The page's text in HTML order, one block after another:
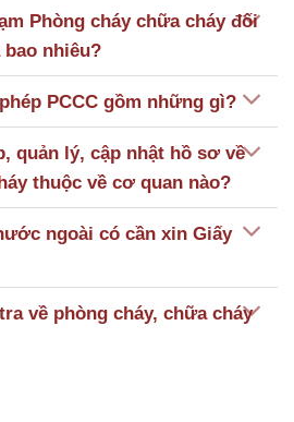
Phòng cháy chữa cháy đối
nhiêu?
PCCC gồm những gì?
quản lý, cập nhật hồ sơ về
thuộc về cơ quan nào?
ngoài có cần xin Giấy
về phòng cháy, chữa cháy